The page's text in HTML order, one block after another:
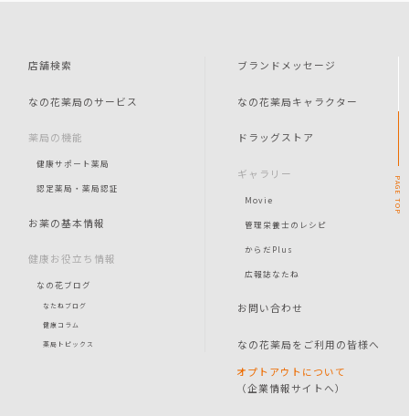
店舗検索
なの花薬局のサービス
薬局の機能
健康サポート薬局
認定薬局・薬局認証
お薬の基本情報
健康お役立ち情報
なの花ブログ
なたねブログ
健康コラム
薬局トピックス
ブランドメッセージ
なの花薬局キャラクター
ドラッグストア
ギャラリー
Movie
管理栄養士のレシピ
からだPlus
広報誌なたね
お問い合わせ
なの花薬局をご利用の皆様へ
オプトアウトについて
（企業情報サイトへ）
PAGE
TOP